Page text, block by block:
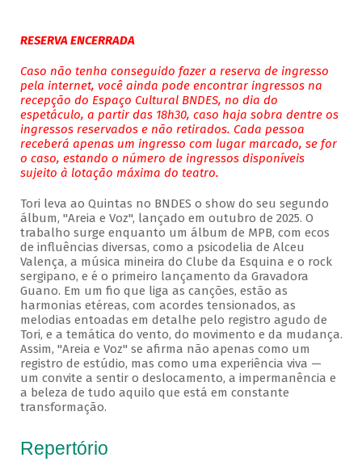
RESERVA ENCERRADA
Caso não tenha conseguido fazer a reserva de ingresso
pela internet, você ainda pode encontrar ingressos na
recepção do Espaço Cultural BNDES, no dia do
espetáculo, a partir das 18h30, caso haja sobra dentre os
ingressos reservados e não retirados. Cada pessoa
receberá apenas um ingresso com lugar marcado, se for
o caso, estando o número de ingressos disponíveis
sujeito à lotação máxima do teatro.
Tori leva ao Quintas no BNDES o show do seu segundo
álbum, "Areia e Voz", lançado em outubro de 2025. O
trabalho surge enquanto um álbum de MPB, com ecos
de influências diversas, como a psicodelia de Alceu
Valença, a música mineira do Clube da Esquina e o rock
sergipano, e é o primeiro lançamento da Gravadora
Guano. Em um fio que liga as canções, estão as
harmonias etéreas, com acordes tensionados, as
melodias entoadas em detalhe pelo registro agudo de
Tori, e a temática do vento, do movimento e da mudança.
Assim, "Areia e Voz" se afirma não apenas como um
registro de estúdio, mas como uma experiência viva —
um convite a sentir o deslocamento, a impermanência e
a beleza de tudo aquilo que está em constante
transformação.
Repertório